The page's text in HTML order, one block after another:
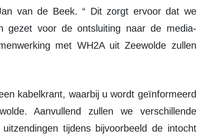
van de Beek. “ Dit zorgt ervoor dat we
gezet voor de ontsluiting naar de media-
met WH2A uit Zeewolde zullen
Aanvullend zullen we verschillende
tijdens bijvoorbeeld de intocht